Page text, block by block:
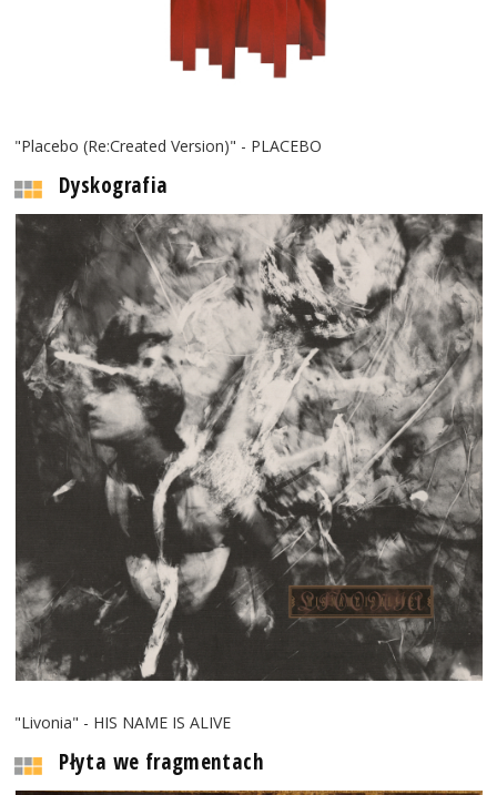
"Placebo (Re:Created Version)" - PLACEBO
Dyskografia
"Livonia" - HIS NAME IS ALIVE
Płyta we fragmentach